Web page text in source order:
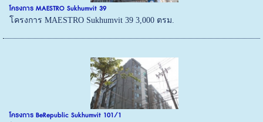
โครงการ MAESTRO Sukhumvit 39
โครงการ MAESTRO Sukhumvit 39 3,000 ตรม.
โครงการ BeRepublic Sukhumvit 101/1